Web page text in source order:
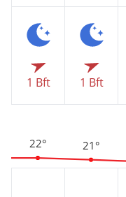
1 Bft
22°
1 Bft
21°